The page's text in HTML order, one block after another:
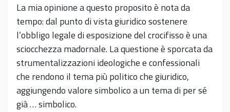
La mia opinione a questo proposito è nota da
tempo: dal punto di vista giuridico sostenere
l’obbligo legale di esposizione del crocifisso è una
sciocchezza madornale. La questione è sporcata da
strumentalizzazioni ideologiche e confessionali
che rendono il tema più politico che giuridico,
aggiungendo valore simbolico a un tema di per sé
già … simbolico.